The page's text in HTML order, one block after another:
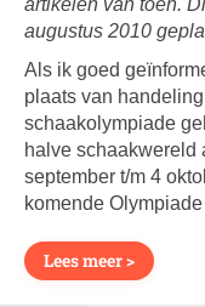
artikelen van toen.
augustus 2010
Als ik goed
plaats van
schaakolympiade
halve schaakwereld
september t/m 4
komende
Lees meer >